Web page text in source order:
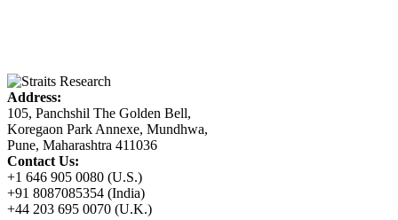
Address:
105, Panchshil The Golden Bell,
Koregaon Park Annexe, Mundhwa,
Pune, Maharashtra 411036
Contact Us:
+1 646 905 0080 (U.S.)
+91 8087085354 (India)
+44 203 695 0070 (U.K.)